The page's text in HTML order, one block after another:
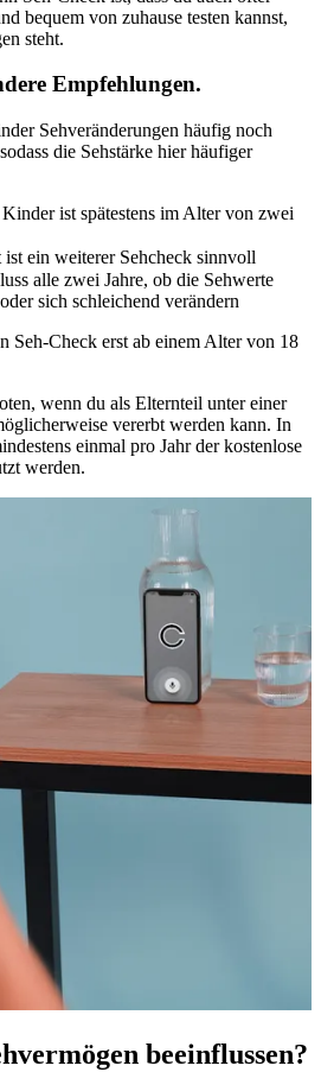
bequem von zuhause testen kannst,
steht.
Empfehlungen.
Sehveränderungen häufig noch
die Sehstärke hier häufiger
ist spätestens im Alter von zwei
ein weiterer Sehcheck sinnvoll
alle zwei Jahre, ob die Sehwerte
sich schleichend verändern
Seh-Check erst ab einem Alter von 18
wenn du als Elternteil unter einer
vererbt werden kann. In
einmal pro Jahr der kostenlose
werden.
beeinflussen?